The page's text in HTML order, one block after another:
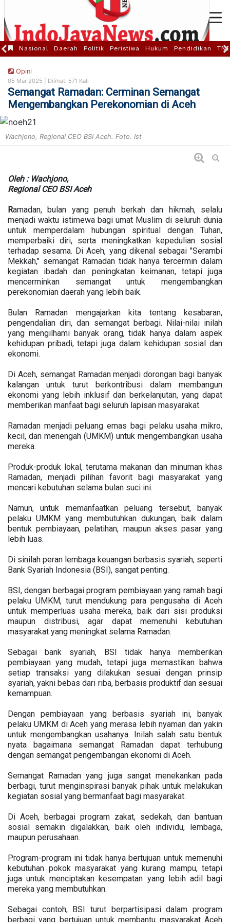
Nasional Daerah Politik Peristiwa Hukum Pendidikan
Opini
05 Mar 2025 | Dilihat: 571 Kali
Semangat Ramadan: Cerminan Semangat
Mengembangkan Perekonomian di Aceh
Wachjono, Regional CEO BSI Aceh. Foto. Ist
Oleh : Wachjono,
Regional CEO BSI Aceh
Ramadan, bulan yang penuh berkah dan hikmah, selalu
menjadi waktu istimewa bagi umat Muslim di seluruh dunia
untuk memperdalam hubungan spiritual dengan Tuhan,
memperbaiki diri, serta meningkatkan kepedulian sosial
terhadap sesama. Di Aceh, yang dikenal sebagai "Serambi
Mekkah," semangat Ramadan tidak hanya tercermin dalam
kegiatan ibadah dan peningkatan keimanan, tetapi juga
mencerminkan semangat untuk mengembangkan
perekonomian daerah yang lebih baik.
Bulan Ramadan mengajarkan kita tentang kesabaran,
pengendalian diri, dan semangat berbagi. Nilai-nilai inilah
yang mengilhami banyak orang, tidak hanya dalam aspek
kehidupan pribadi, tetapi juga dalam kehidupan sosial dan
ekonomi.
Di Aceh, semangat Ramadan menjadi dorongan bagi banyak
kalangan untuk turut berkontribusi dalam membangun
ekonomi yang lebih inklusif dan berkelanjutan, yang dapat
memberikan manfaat bagi seluruh lapisan masyarakat.
Ramadan menjadi peluang emas bagi pelaku usaha mikro,
kecil, dan menengah (UMKM) untuk mengembangkan usaha
mereka.
Produk-produk lokal, terutama makanan dan minuman khas
Ramadan, menjadi pilihan favorit bagi masyarakat yang
mencari kebutuhan selama bulan suci ini.
Namun, untuk memanfaatkan peluang tersebut, banyak
pelaku UMKM yang membutuhkan dukungan, baik dalam
bentuk pembiayaan, pelatihan, maupun akses pasar yang
lebih luas.
Di sinilah peran lembaga keuangan berbasis syariah, seperti
Bank Syariah Indonesia (BSI), sangat penting.
BSI, dengan berbagai program pembiayaan yang ramah bagi
pelaku UMKM, turut mendukung para pengusaha di Aceh
untuk memperluas usaha mereka, baik dari sisi produksi
maupun distribusi, agar dapat memenuhi kebutuhan
masyarakat yang meningkat selama Ramadan.
Sebagai bank syariah, BSI tidak hanya memberikan
pembiayaan yang mudah, tetapi juga memastikan bahwa
setiap transaksi yang dilakukan sesuai dengan prinsip
syariah, yakni bebas dari riba, berbasis produktif dan sesuai
kemampuan.
Dengan pembiayaan yang berbasis syariah ini, banyak
pelaku UMKM di Aceh yang merasa lebih nyaman dan yakin
untuk mengembangkan usahanya. Inilah salah satu bentuk
nyata bagaimana semangat Ramadan dapat terhubung
dengan semangat pengembangan ekonomi di Aceh.
Semangat Ramadan yang juga sangat menekankan pada
berbagi, turut menginspirasi banyak pihak untuk melakukan
kegiatan sosial yang bermanfaat bagi masyarakat.
Di Aceh, berbagai program zakat, sedekah, dan bantuan
sosial semakin digalakkan, baik oleh individu, lembaga,
maupun perusahaan.
Program-program ini tidak hanya bertujuan untuk memenuhi
kebutuhan pokok masyarakat yang kurang mampu, tetapi
juga untuk menciptakan kesempatan yang lebih adil bagi
mereka yang membutuhkan.
Sebagai contoh, BSI turut berpartisipasi dalam program
berbagi yang bertujuan untuk membantu masyarakat Aceh